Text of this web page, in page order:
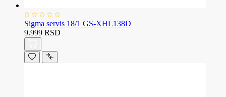
Sigma servis 18/1 GS-XHL138D
9.999 RSD